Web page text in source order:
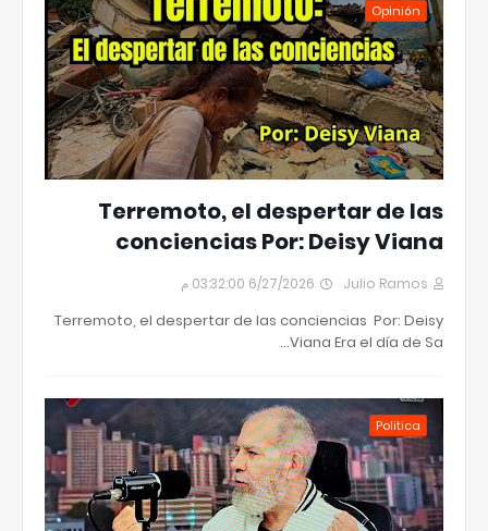
Opinión
Terremoto, el despertar de las
conciencias Por: Deisy Viana
Julio Ramos 6/27/2026 03:32:00 م
Terremoto, el despertar de las conciencias Por: Deisy
Viana Era el día de Sa…
Politica